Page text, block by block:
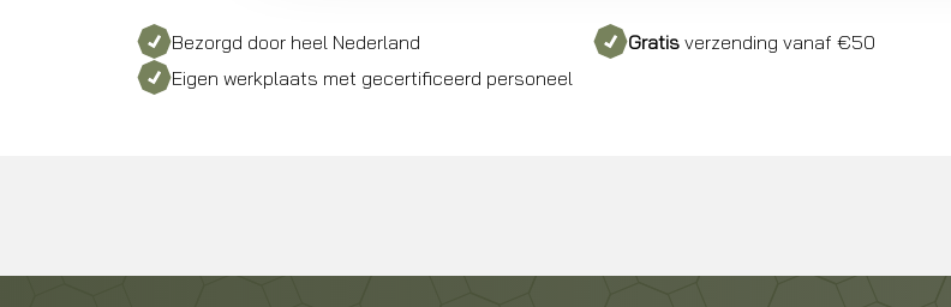
Bezorgd door heel Nederland Gratis verzending vanaf €50
Eigen werkplaats met gecertificeerd personeel